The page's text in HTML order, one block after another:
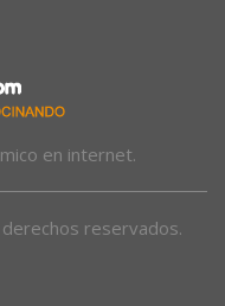
en internet.
reservados.